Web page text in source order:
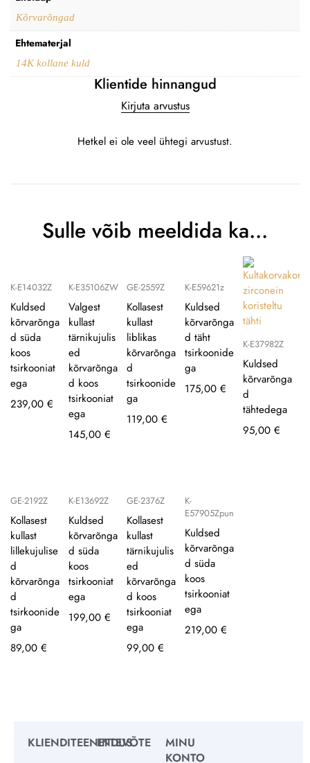
Kõrvarõngad
Ehtematerjal
14K kollane kuld
Klientide hinnangud
Kirjuta arvustus
Hetkel ei ole veel ühtegi arvustust.
Sulle võib meeldida ka…
K-E14032Z
Kuldsed
kõrvarõnga
d süda
koos
tsirkooniat
ega
239,00 €
K-E35106ZW
Valgest
kullast
tärnikujulis
ed
kõrvarõnga
d koos
tsirkooniat
ega
145,00 €
GE-2559Z
Kollasest
kullast
liblikas
kõrvarõnga
d
tsirkoonide
ga
119,00 €
K-E59621z
Kuldsed
kõrvarõnga
d täht
tsirkoonide
ga
175,00 €
K-E37982Z
Kuldsed
kõrvarõnga
d
tähtedega
95,00 €
GE-2192Z
Kollasest
kullast
lillekujulise
d
kõrvarõnga
d
tsirkoonide
ga
89,00 €
K-E13692Z
Kuldsed
kõrvarõnga
d süda
koos
tsirkooniat
ega
199,00 €
GE-2376Z
Kollasest
kullast
tärnikujulis
ed
kõrvarõnga
d koos
tsirkooniat
ega
99,00 €
K-
E57905Zpun
Kuldsed
kõrvarõnga
d süda
koos
tsirkooniat
ega
219,00 €
KLIENDITEENINDUS
ETTEVÕTE
MINU
KONTO